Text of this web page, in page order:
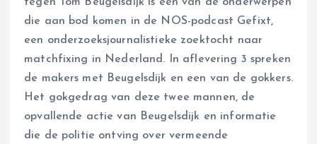
die aan bod komen in de NOS-podcast Gefixt,
een onderzoeksjournalistieke zoektocht naar
matchfixing in Nederland. In aflevering 3 spreken
de makers met Beugelsdijk en een van de gokkers.
Het gokgedrag van deze twee mannen, de
opvallende actie van Beugelsdijk en informatie
die de politie ontving over vermeende